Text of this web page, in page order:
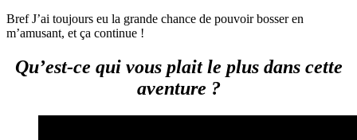
Bref J’ai toujours eu la grande chance de pouvoir bosser en
m’amusant, et ça continue !
Qu’est-ce qui vous plait le plus dans cette
aventure ?